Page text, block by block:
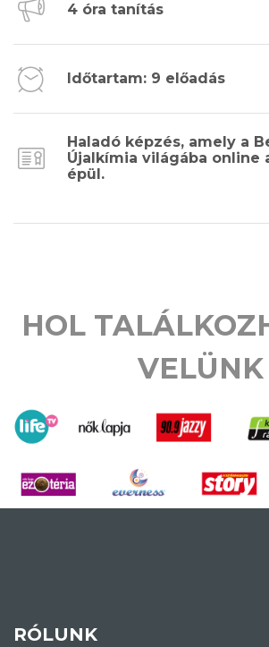
4 óra tanítás
Időtartam: 9 előadás
Haladó képzés, amely a
Újalkímia világába online
épül.
HOL
VELÜNK
RÓLUNK